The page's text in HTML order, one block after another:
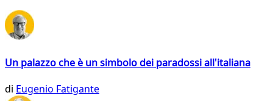
Un palazzo che è un simbolo dei paradossi all'italiana
di Eugenio Fatigante